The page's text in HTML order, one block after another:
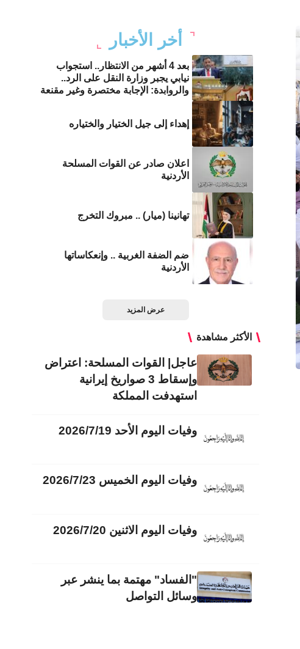
أخر الأخبار
بعد 4 أشهر من الانتظار.. استجواب
نيابي يجبر وزارة النقل على الرد..
والروابدة: الإجابة مختصرة وغير مقنعة
إهداء إلى جيل الختيار والختياره
اعلان صادر عن القوات المسلحة
الأردنية
تهانينا (ميار) .. مبروك التخرج
ضم الضفة الغربية .. وإنعكاساتها
الأردنية
عرض المزيد
الأكثر مشاهدة
عاجل| القوات المسلحة: اعتراض
وإسقاط 3 صواريخ إيرانية
استهدفت المملكة
وفيات اليوم الأحد 2026/7/19
وفيات اليوم الخميس 2026/7/23
وفيات اليوم الاثنين 2026/7/20
"الفساد" مهتمة بما ينشر عبر
وسائل التواصل